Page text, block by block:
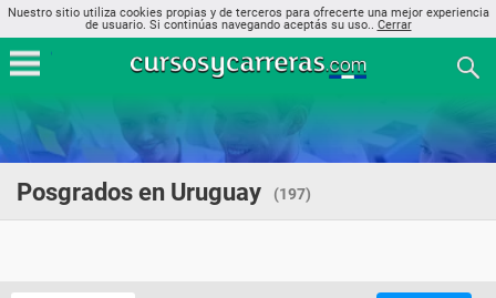
Nuestro sitio utiliza cookies propias y de terceros para ofrecerte una mejor experiencia
de usuario. Si continúas navegando aceptás su uso.. Cerrar
Posgrados en Uruguay (197)